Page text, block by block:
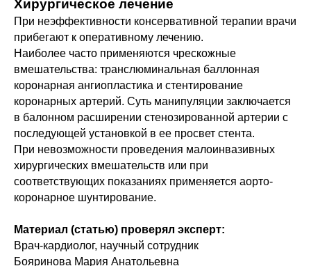
Хирургическое лечение
При неэффективности консервативной терапии врачи
прибегают к оперативному лечению.
Наиболее часто применяются чрескожные
вмешательства: транслюминальная баллонная
коронарная ангиопластика и стентирование
коронарных артерий. Суть манипуляции заключается
в балонном расширении стенозированной артерии с
последующей установкой в ее просвет стента.
При невозможности проведения малоинвазивных
хирургических вмешательств или при
соответствующих показаниях применяется аорто-
коронарное шунтирование.
Материал (статью) проверял эксперт:
Врач-кардиолог, научный сотрудник
Бояринова Мария Анатольевна